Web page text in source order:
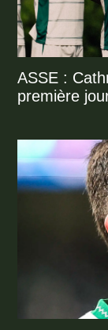
ASSE :
première